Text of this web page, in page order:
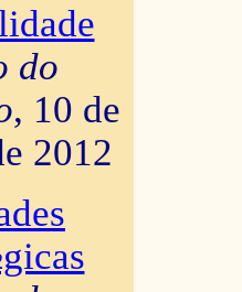
do
, 10 de
2012